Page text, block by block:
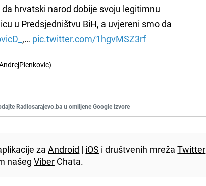
hrvatski narod dobije svoju legitimnu
u Predsjedništvu BiH, a uvjereni smo da
,… pic.twitter.com/1hgvMSZ3rf
Radiosarajevo.ba u omiljene Google izvore
zaAndroid | iOS i društvenih mrežaTwitter
našegViber Chata.